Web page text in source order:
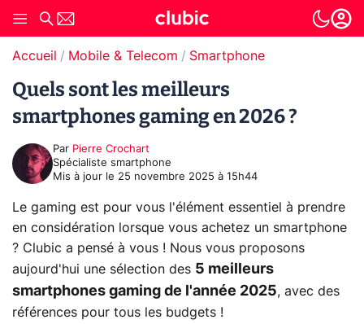
Accueil Mobile & Telecom Smartphone
Quels sont les meilleurs
smartphones gaming en 2026 ?
Par Pierre Crochart
Spécialiste smartphone
Mis à jour le 25 novembre 2025 à 15h44
Le gaming est pour vous l'élément essentiel à prendre
en considération lorsque vous achetez un smartphone
? Clubic a pensé à vous ! Nous vous proposons
aujourd'hui une sélection des 5 meilleurs
smartphones gaming de l'année 2025, avec des
références pour tous les budgets !